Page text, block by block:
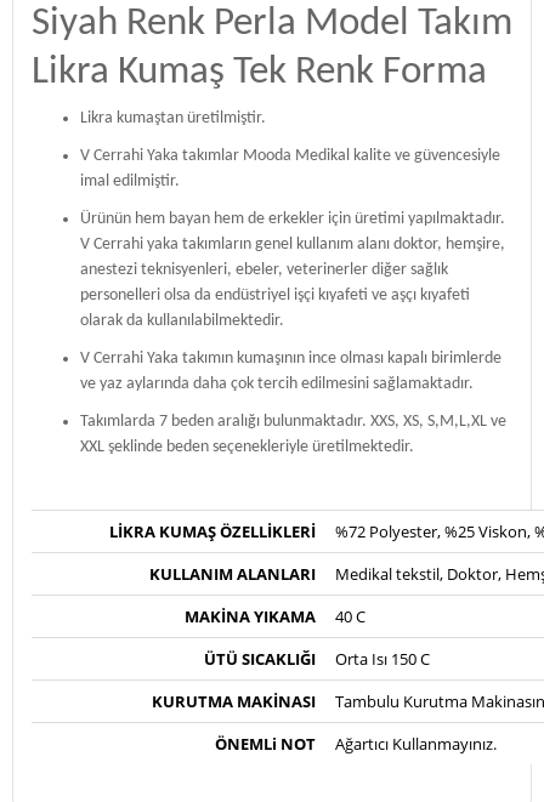
Siyah Renk Perla Model Takım
Likra Kumaş Tek Renk Forma
Likra kumaştan üretilmiştir.
V Cerrahi Yaka takımlar Mooda Medikal kalite ve güvencesiyle
imal edilmiştir.
Ürünün hem bayan hem de erkekler için üretimi yapılmaktadır.
V Cerrahi yaka takımların genel kullanım alanı doktor, hemşire,
anestezi teknisyenleri, ebeler, veterinerler diğer sağlık
personelleri olsa da endüstriyel işçi kıyafeti ve aşçı kıyafeti
olarak da kullanılabilmektedir.
V Cerrahi Yaka takımın kumaşının ince olması kapalı birimlerde
ve yaz aylarında daha çok tercih edilmesini sağlamaktadır.
Takımlarda 7 beden aralığı bulunmaktadır. XXS, XS, S,M,L,XL ve
XXL şeklinde beden seçenekleriyle üretilmektedir.
LİKRA KUMAŞ ÖZELLİKLERİ
%72 Polyester, %25 Viskon,
KULLANIM ALANLARI
Medikal tekstil, Doktor,
MAKİNA YIKAMA
40 C
ÜTÜ SICAKLIĞI
Orta Isı 150 C
KURUTMA MAKİNASI
Tambulu Kurutma
ÖNEMLi NOT
Ağartıcı Kullanmayınız.